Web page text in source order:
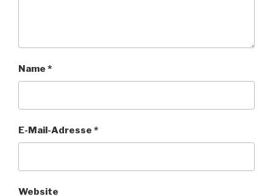
Name *
E-Mail-Adresse *
Website